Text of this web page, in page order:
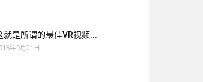
就是所谓的最佳VR视频...
年9月21日